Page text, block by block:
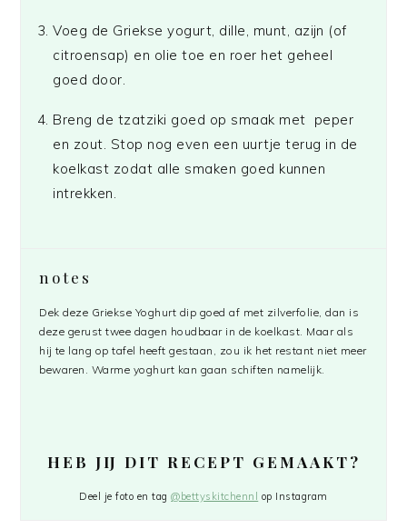
Voeg de Griekse yogurt, dille, munt, azijn (of
citroensap) en olie toe en roer het geheel
goed door.
Breng de tzatziki goed op smaak met peper
en zout. Stop nog even een uurtje terug in de
koelkast zodat alle smaken goed kunnen
intrekken.
notes
Dek deze Griekse Yoghurt dip goed af met zilverfolie, dan is
deze gerust twee dagen houdbaar in de koelkast. Maar als
hij te lang op tafel heeft gestaan, zou ik het restant niet meer
bewaren. Warme yoghurt kan gaan schiften namelijk.
HEB JIJ DIT RECEPT GEMAAKT?
Deel je foto en tag@bettyskitchennl op Instagram